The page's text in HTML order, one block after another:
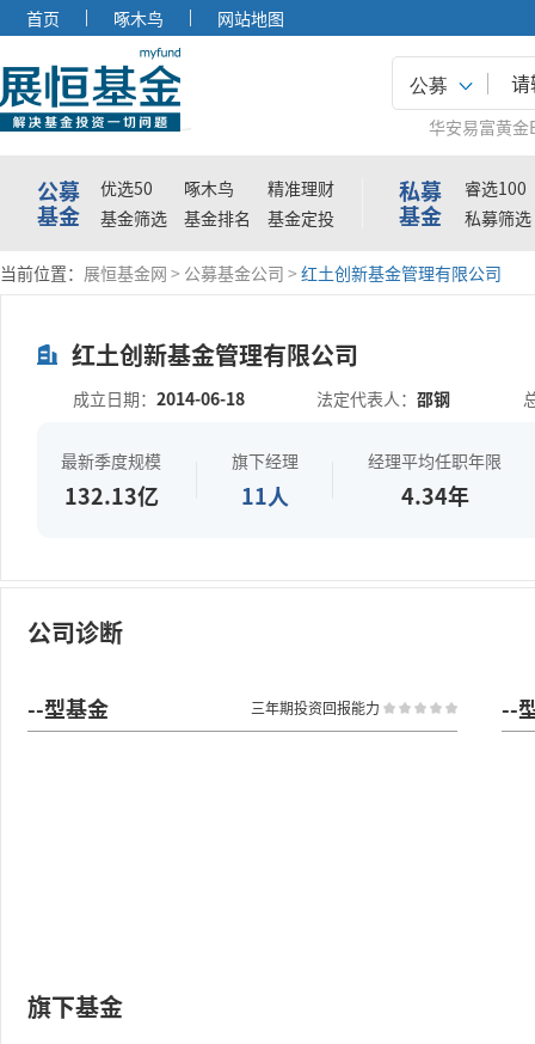
首页 啄木鸟 网站地图
公募
华安易富黄金
公募
基金
优选50 啄木鸟
精准理财
基金筛选
基金排名 基金定投
私募
基金
睿选100
私募筛选
当前位置： 展恒基金网 > 公募基金公司 > 红土创新基金管理有限公司
红土创新基金管理有限公司
成立日期：2014-06-18 法定代表人：邵钢
最新季度规模
132.13亿
旗下经理
11人
经理平均任职年限
4.34年
公司诊断
--型基金 三年期投资回报能力 --
旗下基金